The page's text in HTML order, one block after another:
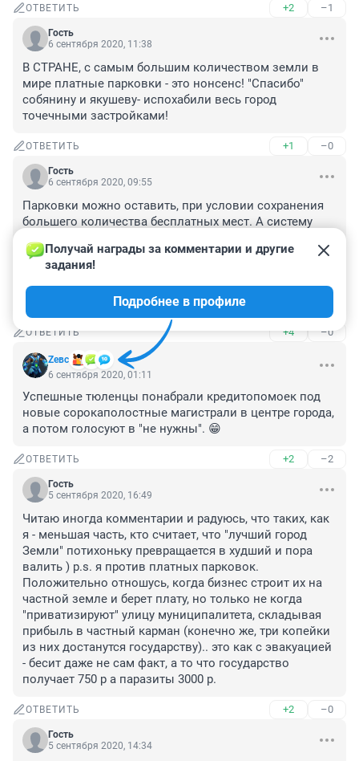
ОТВЕТИТЬ +2 –1
Гость
6 сентября 2020, 11:38
В СТРАНЕ, с самым большим количеством земли в
мире платные парковки - это нонсенс! "Спасибо"
собянину и якушеву- испохабили весь город
точечными застройками!
ОТВЕТИТЬ +1 –0
Гость
6 сентября 2020, 09:55
Парковки можно оставить, при условии сохранения
большего количества бесплатных мест. А систему
приходит счёт за фактическое время парковки - НЕ
ШТРАФ! Который можно оплатить за 10 дней, а если
не оплачен - тогда штраф 500₽. А у нас как всегда всё
делают через зад.
ОТВЕТИТЬ +4 –0
Zeвс
Получай награды за комментарии и другие
задания!
Подробнее в профиле
6 сентября 2020, 01:11
Успешные тюленцы понабрали кредитопомоек под
новые сорокаполостные магистрали в центре города,
а потом голосуют в "не нужны". 😁
ОТВЕТИТЬ +2 –2
Гость
5 сентября 2020, 16:49
Читаю иногда комментарии и радуюсь, что таких, как
я - меньшая часть, кто считает, что "лучший город
Земли" потихоньку превращается в худший и пора
валить ) p.s. я против платных парковок.
Положительно отношусь, когда бизнес строит их на
частной земле и берет плату, но только не когда
"приватизируют" улицу муниципалитета, складывая
прибыль в частный карман (конечно же, три копейки
из них достанутся государству).. это как с эвакуацией
- бесит даже не сам факт, а то что государство
получает 750 р а паразиты 3000 р.
ОТВЕТИТЬ +2 –0
Гость
5 сентября 2020, 14:34